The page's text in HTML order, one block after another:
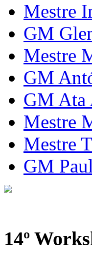
Mestre
GM
Mestre
GM
GM Ata
Mestre
Mestre
GM
14º